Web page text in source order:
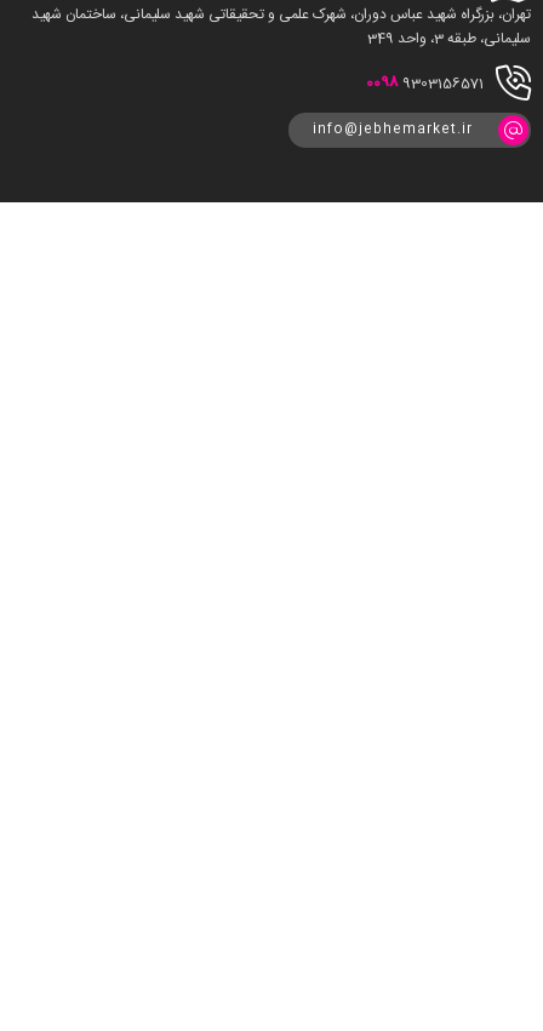
تهران، بزرگراه شهید عباس دوران، شهرک علمی و تحقیقاتی شهید سلیمانی، ساختمان شهید
سلیمانی، طبقه 3، واحد 349
0098 9303156571
info@jebhemarket.ir